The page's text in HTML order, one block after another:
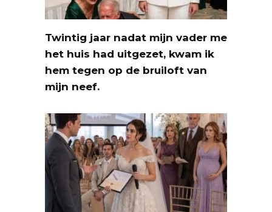
Twintig jaar nadat mijn vader me
het huis had uitgezet, kwam ik
hem tegen op de bruiloft van
mijn neef.